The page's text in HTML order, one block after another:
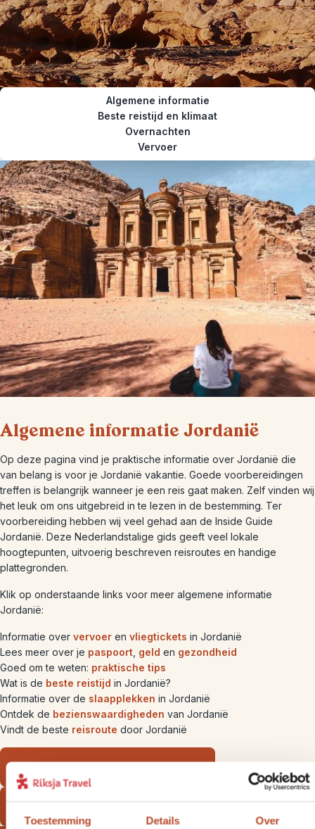
Toestemming Details Over
Algemene informatie
Beste reistijd en klimaat
Overnachten
Vervoer
Algemene informatie Jordanië
Op deze pagina vind je praktische informatie over Jordanië die
van belang is voor je Jordanië vakantie. Goede voorbereidingen
treffen is belangrijk wanneer je een reis gaat maken. Zelf vinden wij
het leuk om ons uitgebreid in te lezen in de bestemming. Ter
voorbereiding hebben wij veel gehad aan de Inside Guide
Jordanië. Deze Nederlandstalige gids geeft veel lokale
hoogtepunten, uitvoerig beschreven reisroutes en handige
plattegronden.
Klik op onderstaande links voor meer algemene informatie
Jordanië:
Informatie over vervoer en vliegtickets in Jordanië
Lees meer over je paspoort geld en gezondheid
Goed om te weten: praktische tips
Wat is de beste reistijd in Jordanië?
Informatie over de slaapplekken in Jordanië
Ontdek de bezienswaardigheden van Jordanië
Vindt de beste reisroute door Jordanië